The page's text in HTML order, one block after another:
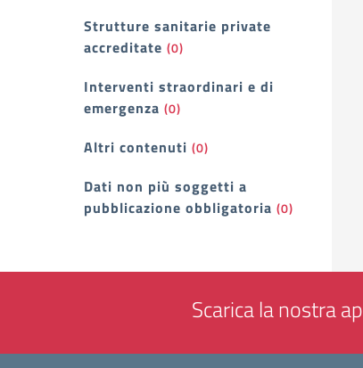
Strutture sanitarie private
accreditate (0)
Interventi straordinari e di
emergenza (0)
Altri contenuti (0)
Dati non più soggetti a
pubblicazione obbligatoria (0)
Scarica la nostra